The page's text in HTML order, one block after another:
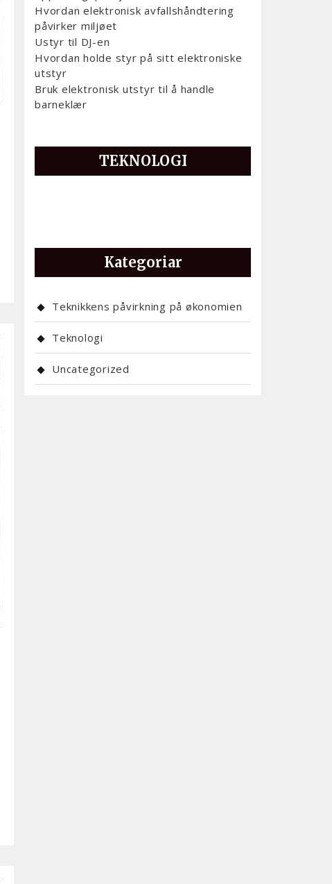
Hvordan elektronisk avfallshåndtering
påvirker miljøet
Ustyr til DJ-en
Hvordan holde styr på sitt elektroniske
utstyr
Bruk elektronisk utstyr til å handle
barneklær
TEKNOLOGI
Kategoriar
Teknikkens påvirkning på økonomien
Teknologi
Uncategorized